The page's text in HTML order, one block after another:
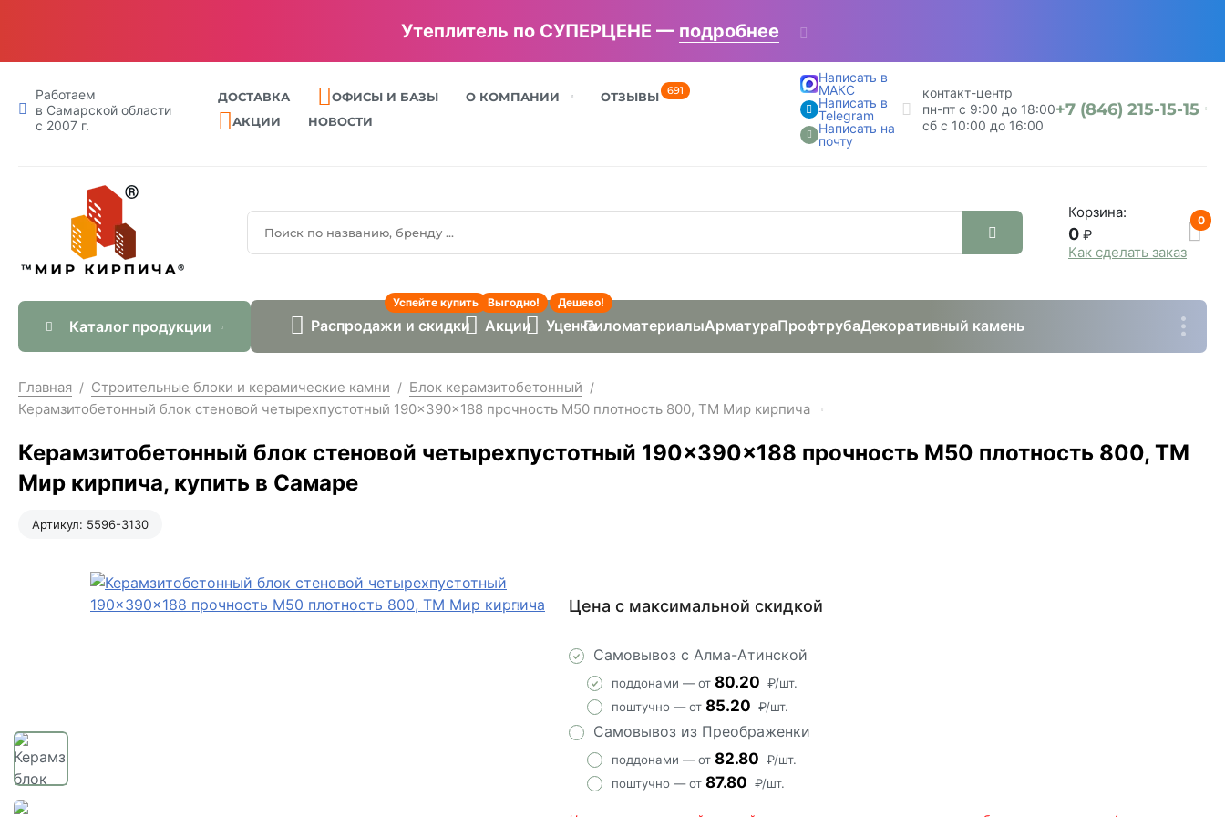
Утеплитель по СУПЕРЦЕНЕ — подробнее
Работаем
в Самарской области
с 2007 г.
ДОСТАВКА ОФИСЫ И БАЗЫ О КОМПАНИИ ОТЗЫВЫ 691
АКЦИИ НОВОСТИ
Написать в
МАКС
Написать в
Telegram
Написать на
почту
контакт-центр
пн-пт с 9:00 до 18:00
сб с 10:00 до 16:00
+7 (846) 215-15-15
Корзина:
0 ₽
Как сделать заказ
0
Каталог продукции Распродажи и скидки
Успейте купить
Акции
Выгодно!
Уценка
Дешево!
ПиломатериалыАрматураПрофтрубаДекоративный камень
Главная / Строительные блоки и керамические камни / Блок керамзитобетонный /
Керамзитобетонный блок стеновой четырехпустотный 190×390×188 прочность М50 плотность 800, ТМ Мир кирпича
Керамзитобетонный блок стеновой четырехпустотный 190×390×188 прочность М50 плотность 800, ТМ
Мир кирпича, купить в Самаре
Артикул: 5596-3130
Цена с максимальной скидкой
Самовывоз с Алма-Атинской
поддонами — от 80.20 ₽/шт.
поштучно — от 85.20 ₽/шт.
Самовывоз из Преображенки
поддонами — от 82.80 ₽/шт.
поштучно — от 87.80 ₽/шт.